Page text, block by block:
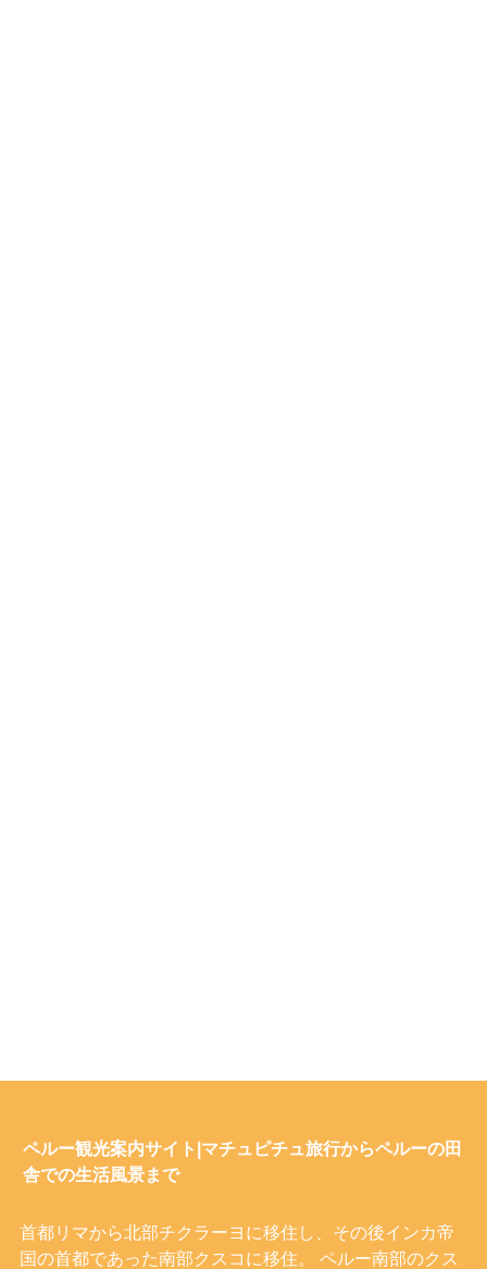
ペルー観光案内サイト|マチュピチュ旅行からペルーの田
舎での生活風景まで
首都リマから北部チクラーヨに移住し、その後インカ帝
国の首都であった南部クスコに移住。 ペルー南部のクス